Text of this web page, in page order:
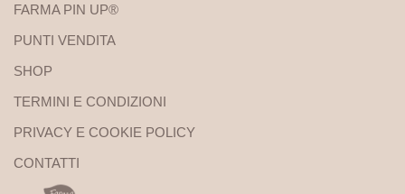
FARMA PIN UP®
PUNTI VENDITA
SHOP
TERMINI E CONDIZIONI
PRIVACY E COOKIE POLICY
CONTATTI